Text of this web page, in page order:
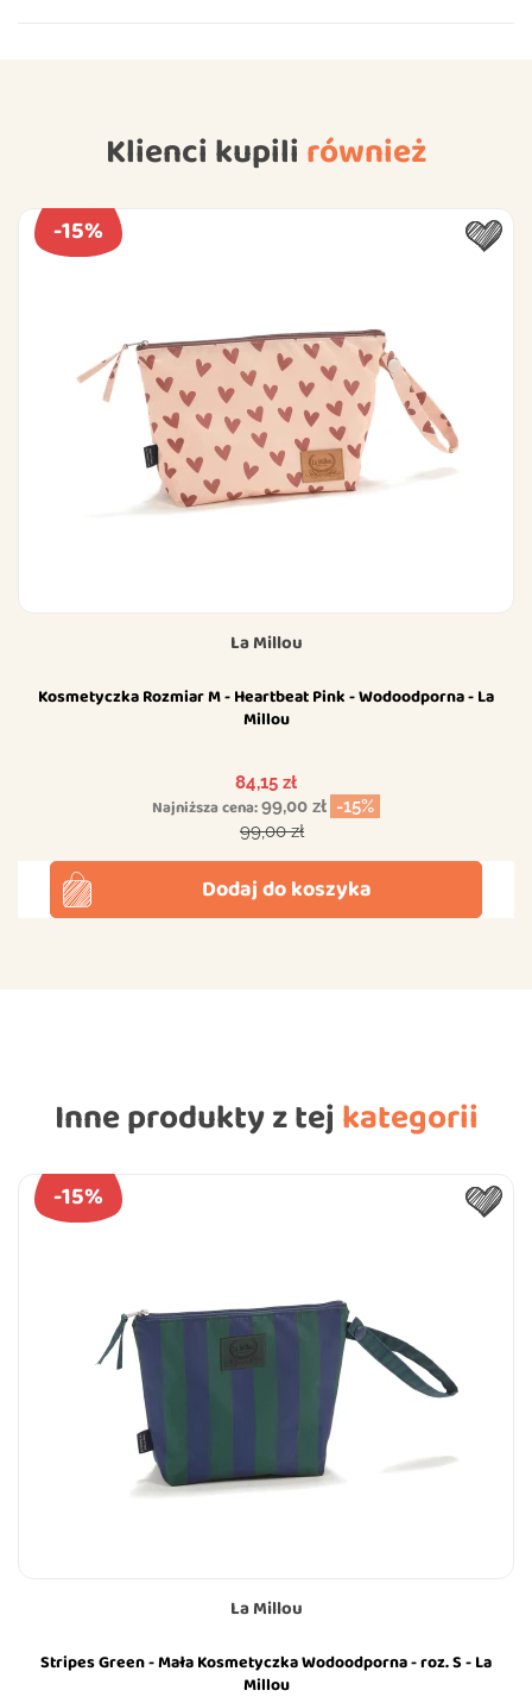
Klienci kupili również
La Millou
Kosmetyczka Rozmiar M - Heartbeat Pink - Wodoodporna - La
Millou
Cena
84,15 zł
Najniższa cena:99,00 zł -15%
Cena podstawowa
99,00 zł
-15%
Dodaj do koszyka
Inne produkty z tej kategorii
La Millou
Stripes Green - Mała Kosmetyczka Wodoodporna - roz. S - La
Millou
-15%